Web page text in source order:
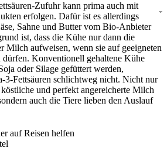
Zufuhr kann prima auch mit
erfolgen. Dafür ist es allerdings
Sahne und Butter vom Bio-Anbieter
ist, dass die Kühe nur dann die
Milch aufweisen, wenn sie auf geeigneten
dürfen. Konventionell gehaltene Kühe
oder Silage gefüttert werden,
3-Fettsäuren schlichtweg nicht. Nicht nur
und perfekt angereicherte Milch
auch die Tiere lieben den Auslauf
auf Reisen helfen